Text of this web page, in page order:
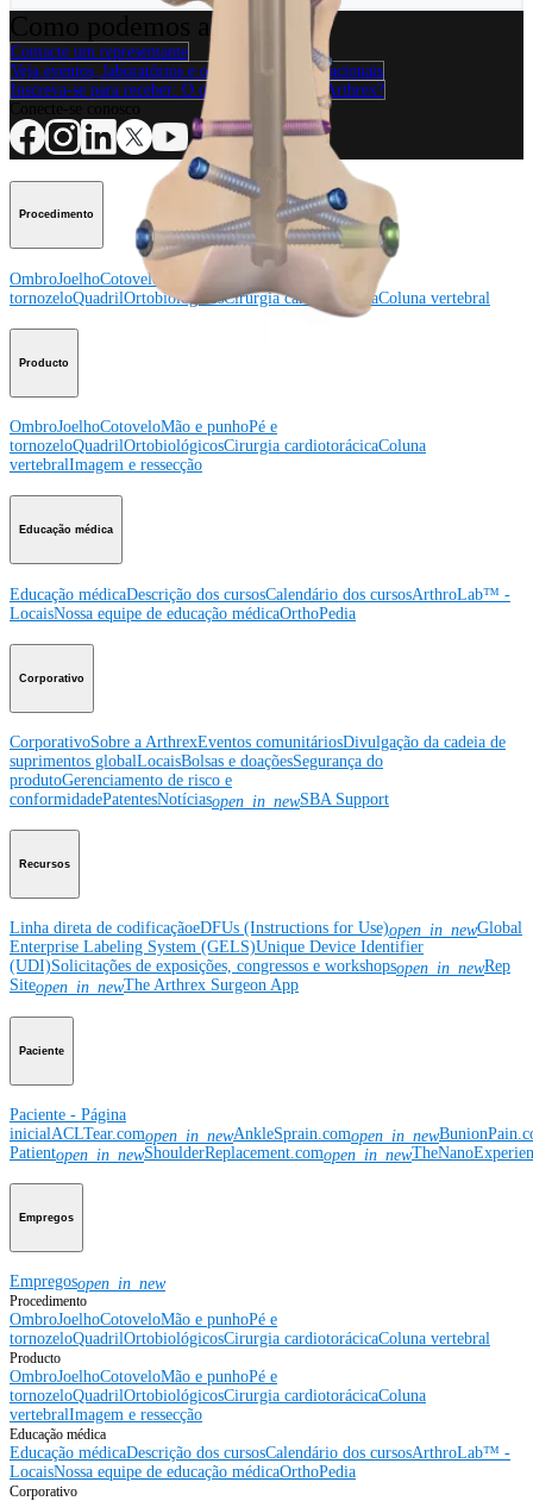
Como podemos ajudar?
Contacte um representante
Veja eventos, laboratórios e oportunidades educacionais
Inscreva-se para receber: O que há de novo na Arthrex?
Procedimento
OmbroJoelhoCotovelo Mão e punho
tornozeloQuadrilOrtobiológicosCirurgia cardiotorácicaColuna vertebral
Producto
OmbroJoelhoCotoveloMão e punhoPé e
tornozeloQuadrilOrtobiológicosCirurgia cardiotorácicaColuna
vertebralImagem e ressecção
Educação médica
Educação médicaDescrição dos cursosCalendário dos cursosArthroLab™ -
LocaisNossa equipe de educação médicaOrthoPedia
Corporativo
CorporativoSobre a ArthrexEventos comunitáriosDivulgação da cadeia de
suprimentos globalLocaisBolsas e doaçõesSegurança do
produtoGerenciamento de risco e
conformidadePatentesNotíciasopen_in_newSBA Support
Recursos
Linha direta de codificaçãoeDFUs (Instructions for Use)open_in_newGlobal
Enterprise Labeling System (GELS)Unique Device Identifier
(UDI)Solicitações de exposições, congressos e workshopsopen_in_newRep
Siteopen_in_newThe Arthrex Surgeon App
Paciente
Paciente - Página
inicial ACLTear.comopen_in_newAnkleSprain.comopen_in_new
Patientopen_in_newShoulderReplacement.comopen_in_new
Empregos
Empregosopen_in_new
Procedimento
OmbroJoelhoCotoveloMão e punhoPé e
tornozeloQuadrilOrtobiológicosCirurgia cardiotorácicaColuna vertebral
Producto
OmbroJoelhoCotoveloMão e punhoPé e
tornozeloQuadrilOrtobiológicosCirurgia cardiotorácicaColuna
vertebralImagem e ressecção
Educação médica
Educação médicaDescrição dos cursosCalendário dos cursosArthroLab™ -
LocaisNossa equipe de educação médicaOrthoPedia
Corporativo